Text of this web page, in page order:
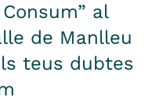
al
de Manlleu
teus dubtes